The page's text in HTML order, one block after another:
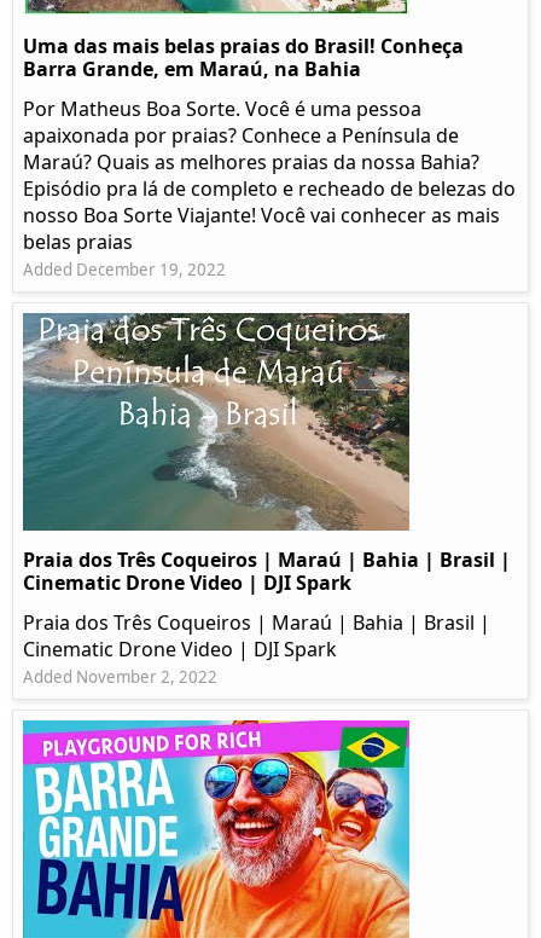
Uma das mais belas praias do Brasil! Conheça
Barra Grande, em Maraú, na Bahia
Por Matheus Boa Sorte. Você é uma pessoa
apaixonada por praias? Conhece a Península de
Maraú? Quais as melhores praias da nossa Bahia?
Episódio pra lá de completo e recheado de belezas do
nosso Boa Sorte Viajante! Você vai conhecer as mais
belas praias
Added December 19, 2022
Praia dos Três Coqueiros | Maraú | Bahia | Brasil |
Cinematic Drone Video | DJI Spark
Praia dos Três Coqueiros | Maraú | Bahia | Brasil |
Cinematic Drone Video | DJI Spark
Added November 2, 2022